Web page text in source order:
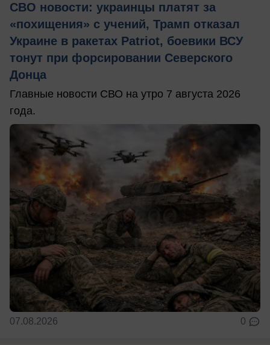
СВО новости: украинцы платят за
«похищения» с учений, Трамп отказал
Украине в ракетах Patriot, боевики ВСУ
тонут при форсировании Северского
Донца
Главные новости СВО на утро 7 августа 2026
года.
07.08.2026 0